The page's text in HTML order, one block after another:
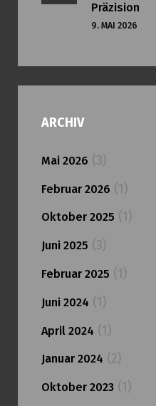
Präzision
9. MAI 2026
ARCHIV
Mai 2026 (3)
Februar 2026 (1)
Oktober 2025 (1)
Juni 2025 (3)
Februar 2025 (1)
Juni 2024 (1)
April 2024 (1)
Januar 2024 (2)
Oktober 2023(1)